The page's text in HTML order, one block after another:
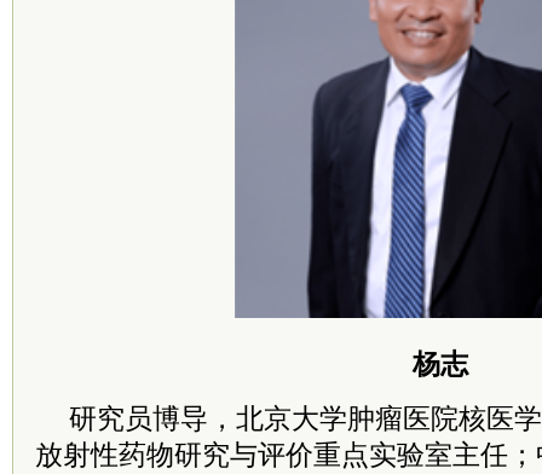
杨志
研究员博导，北京大学肿瘤医院核医
放射性药物研究与评价重点实验室主任